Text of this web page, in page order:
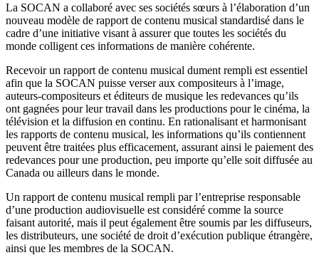
La SOCAN a collaboré avec ses sociétés sœurs à l’élaboration d’un
nouveau modèle de rapport de contenu musical standardisé dans le
cadre d’une initiative visant à assurer que toutes les sociétés du
monde colligent ces informations de manière cohérente.
Recevoir un rapport de contenu musical dument rempli est essentiel
afin que la SOCAN puisse verser aux compositeurs à l’image,
auteurs-compositeurs et éditeurs de musique les redevances qu’ils
ont gagnées pour leur travail dans les productions pour le cinéma, la
télévision et la diffusion en continu. En rationalisant et harmonisant
les rapports de contenu musical, les informations qu’ils contiennent
peuvent être traitées plus efficacement, assurant ainsi le paiement des
redevances pour une production, peu importe qu’elle soit diffusée au
Canada ou ailleurs dans le monde.
Un rapport de contenu musical rempli par l’entreprise responsable
d’une production audiovisuelle est considéré comme la source
faisant autorité, mais il peut également être soumis par les diffuseurs,
les distributeurs, une société de droit d’exécution publique étrangère,
ainsi que les membres de la SOCAN.